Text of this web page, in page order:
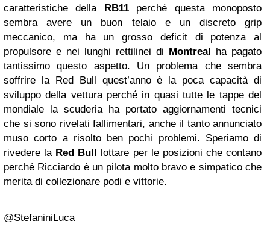
caratteristiche della RB11perché questa monoposto
sembra avere un buon telaio e un discreto grip
meccanico, ma ha un grosso deficit di potenza al
propulsore e nei lunghi rettilinei di Montreal ha pagato
tantissimo questo aspetto. Un problema che sembra
soffrire la Red Bull quest’anno è la poca capacità di
sviluppo della vettura perché in quasi tutte le tappe del
mondiale la scuderia ha portato aggiornamenti tecnici
che si sono rivelati fallimentari, anche il tanto annunciato
muso corto a risolto ben pochi problemi. Speriamo di
rivedere la Red Bull lottare per le posizioni che contano
perché Ricciardo è un pilota molto bravo e simpatico che
merita di collezionare podi e vittorie.
@StefaniniLuca